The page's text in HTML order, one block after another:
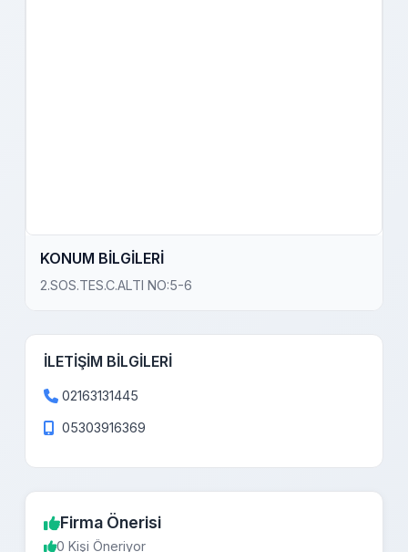
KONUM BİLGİLERİ
2.SOS.TES.C.ALTI NO:5-6
İLETİŞİM BİLGİLERİ
02163131445
05303916369
Firma Önerisi
0 Kişi Öneriyor